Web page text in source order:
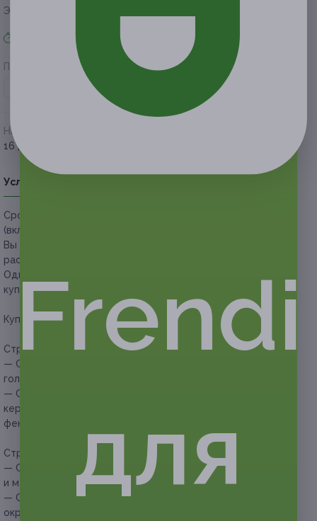
Экономия от 1 050 руб.
Акция завершена
Поделиться с друзьями
Начало действия
16 декабря 2020 г.
Условия
Срок действия купонов:
(включительно).
Вы можете предъявить купон в электронном или
распечатанном виде.
Один человек может купить неограниченное количество
купонов для себя или в подарок.
Купон действует на следующие виды услуг:
Стрижка и уход за волосами:
— Скидка 70% на женскую модельную стрижку, мытье
головы и укладку волос феном (450 руб. вместо 1500 руб.)
— Скидка 50% на женскую модельную стрижку,
кератиновое выпрямление или ботокс и укладку волос
феном (2100 руб. вместо 4200 руб.)
Стрижка и окрашивание:
— Скидка 50% на женскую модельную стрижку
и мелирование волос (1500 руб. вместо 3000 руб.)
— Скидка 50% на женскую модельную стрижку,
окрашивание волос в один тон или балаяж (1500 руб.
Frendi
для